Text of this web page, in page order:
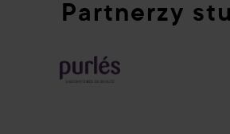
Partnerzy